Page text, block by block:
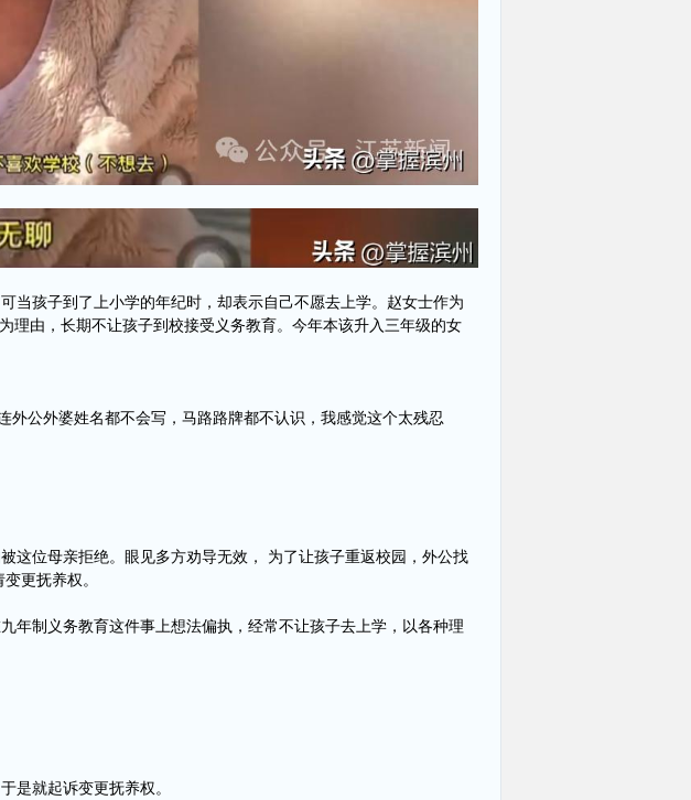
当孩子到了上小学的年纪时，却表示自己不愿去上学。赵女士作为
理由，长期不让孩子到校接受义务教育。今年本该升入三年级的女
外公外婆姓名都不会写，马路路牌都不认识，我感觉这个太残忍
这位母亲拒绝。眼见多方劝导无效， 为了让孩子重返校园，外公找
更抚养权。
年制义务教育这件事上想法偏执，经常不让孩子去上学，以各种理
是就起诉变更抚养权。